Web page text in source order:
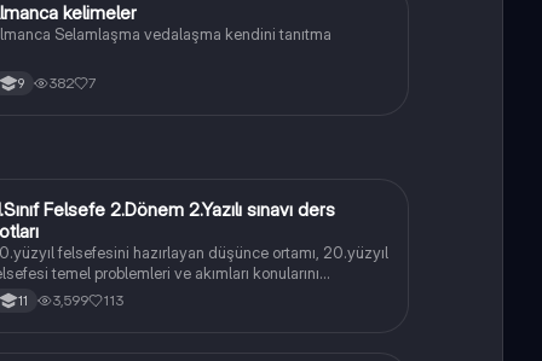
Almanca kelimeler
Selamlaşma vedalaşma kendini tanıtma
9 382 7
Felsefe Felsefe 2.Dönem 2.Yazılı sınavı ders
felsefesini hazırlayan düşünce ortamı, 20.yüzyıl
temel problemleri ve akımları konularını
11 3,599 113